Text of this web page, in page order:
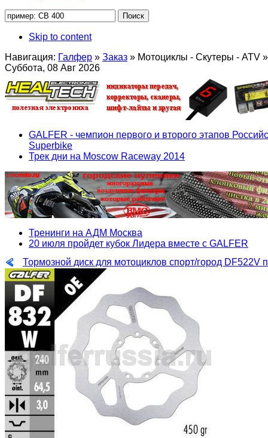
Skip to content
Навигация: Галфер » Заказ » Мотоциклы - Скутеры - ATV »
Суббота, 08 Авг 2026
GALFER - чемпион первого и второго этапов
Superbike
Трек дни на Moscow Raceway 2014
Тренинги на АДМ Москва
20 июля пройдет кубок Лидера вместе с GALFER
Тормозной диск для мотоциклов спорт/город DF522V